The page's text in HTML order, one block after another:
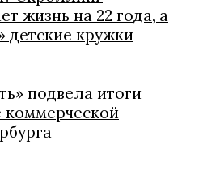
жизнь на 22 года, а
детские кружки
подвела итоги
коммерческой